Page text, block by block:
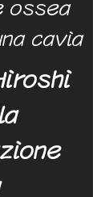
ossea
cavia